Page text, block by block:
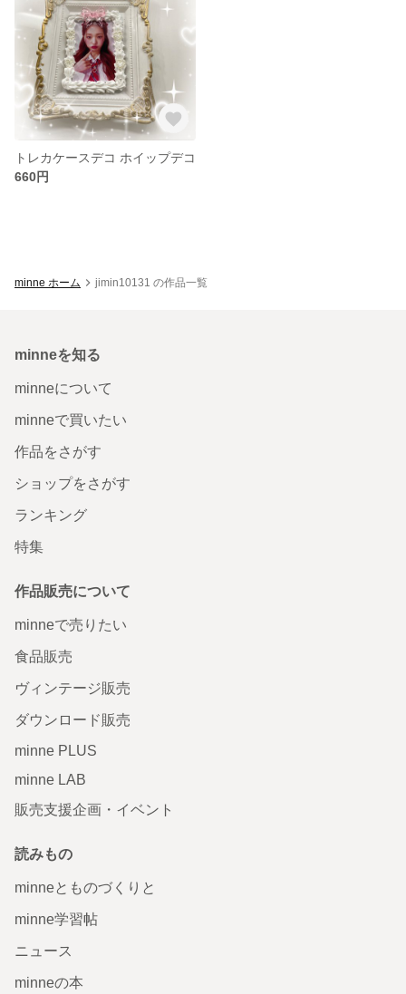
トレカケースデコ ホイップデコ
660円
minne ホーム jimin10131 の作品一覧
minneを知る
minneについて
minneで買いたい
作品をさがす
ショップをさがす
ランキング
特集
作品販売について
minneで売りたい
食品販売
ヴィンテージ販売
ダウンロード販売
minne PLUS
minne LAB
販売支援企画・イベント
読みもの
minneとものづくりと
minne学習帖
ニュース
minneの本